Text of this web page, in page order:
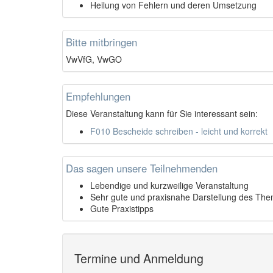
Heilung von Fehlern und deren Umsetzung
Bitte mitbringen
VwVfG, VwGO
Empfehlungen
Diese Veranstaltung kann für Sie interessant sein:
F010 Bescheide schreiben - leicht und korrekt
Das sagen unsere Teilnehmenden
Lebendige und kurzweilige Veranstaltung
Sehr gute und praxisnahe Darstellung des
Gute Praxistipps
Termine und Anmeldung